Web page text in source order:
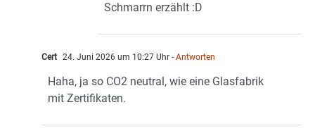
Schmarrn erzählt :D
Cert 24. Juni 2026 um 10:27 Uhr - Antworten
Haha, ja so CO2 neutral, wie eine Glasfabrik
mit Zertifikaten.